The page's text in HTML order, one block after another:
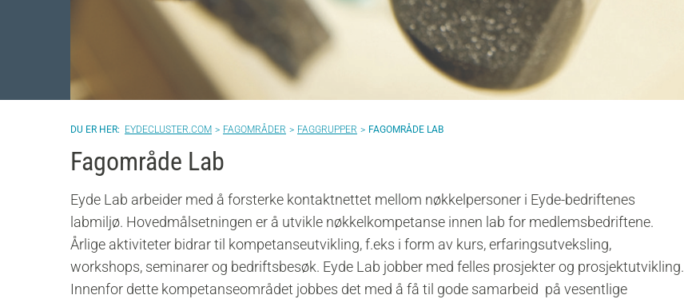
EYDECLUSTER.COM FAGOMRÅDER FAGGRUPPER FAGOMRÅDE LAB
Fagområde Lab
Eyde Lab arbeider med å forsterke kontaktnettet mellom nøkkelpersoner i Eyde-bedriftenes
labmiljø. Hovedmålsetningen er å utvikle nøkkelkompetanse innen lab for medlemsbedriftene.
Årlige aktiviteter bidrar til kompetanseutvikling, f.eks i form av kurs, erfaringsutveksling,
workshops, seminarer og bedriftsbesøk. Eyde Lab jobber med felles prosjekter og prosjektutvikling.
Innenfor dette kompetanseområdet jobbes det med å få til gode samarbeid på vesentlige